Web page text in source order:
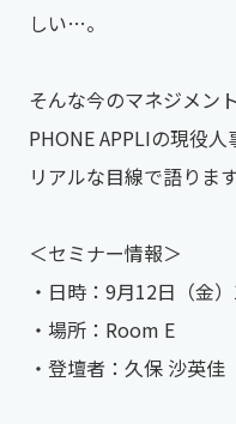
しい…。
そんな今のマネジメン
PHONE APPLIの現役人
リアルな目線で語りま
＜セミナー情報＞​
・日時：9月12日（金
・場所：Room E​​
・登壇者：久保 沙英佳​​